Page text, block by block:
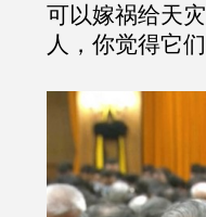
可以嫁祸给天
人，你觉得它